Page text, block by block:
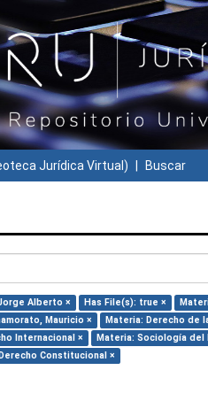
Jurídica Virtual) Buscar
Alberto × Has File(s): true ×
Mauricio ×
Materia: Derecho de
Internacional × Materia: Sociología del
Constitucional ×